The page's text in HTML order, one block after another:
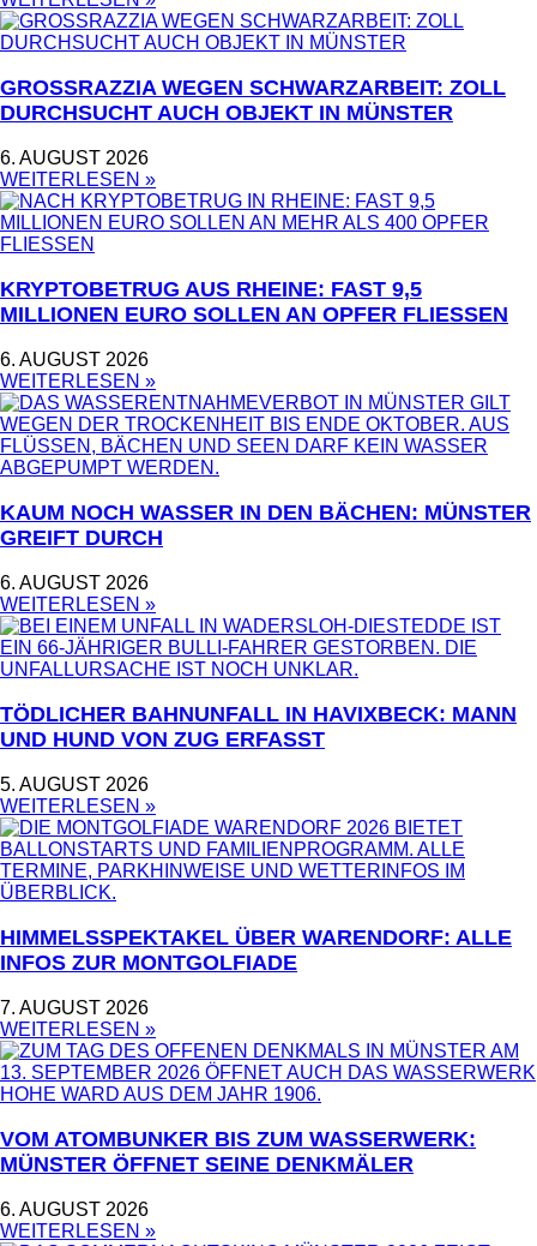
GROSSRAZZIA WEGEN SCHWARZARBEIT: ZOLL D
URCHSUCHT AUCH OBJEKT IN MÜNSTER
6. AUGUST 2026
WEITERLESEN »
KRYPTOBETRUG AUS RHEINE: FAST 9,5
MILLIONEN EURO SOLLEN AN OPFER FLIESSEN
6. AUGUST 2026
WEITERLESEN »
KAUM NOCH WASSER IN DEN BÄCHEN: MÜNSTER
GREIFT DURCH
6. AUGUST 2026
WEITERLESEN »
TÖDLICHER BAHNUNFALL IN HAVIXBECK: MANN
UND HUND VON ZUG ERFASST
5. AUGUST 2026
WEITERLESEN »
HIMMELSSPEKTAKEL ÜBER WARENDORF: ALLE
INFOS ZUR MONTGOLFIADE
7. AUGUST 2026
WEITERLESEN »
VOM ATOMBUNKER BIS ZUM WASSERWERK:
MÜNSTER ÖFFNET SEINE DENKMÄLER
6. AUGUST 2026
WEITERLESEN »